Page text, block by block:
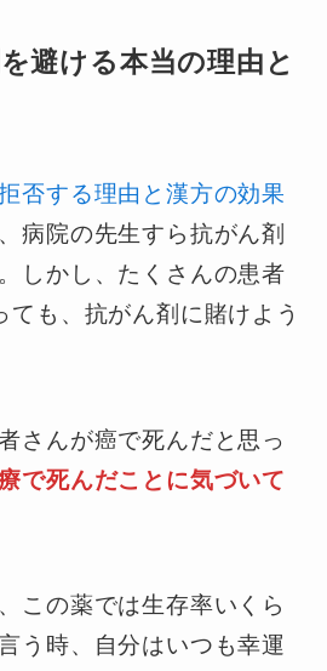
避ける本当の理由と
否する理由と漢方の効果
病院の先生すら抗がん剤
しかし、たくさんの患者
ても、抗がん剤に賭けよう
さんが癌で死んだと思っ
で死んだことに気づいて
この薬では生存率いくら
う時、自分はいつも幸運